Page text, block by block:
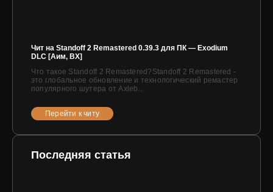
Чит на Standoff 2 Remastered 0.39.3 для ПК — Exodium
DLC [Аим, ВХ]
Что такое Standoff 2 Remastered?Standoff 2 Remastered -
это глобальное обновление и технологический ремастер
популярного шутера от Axleb...
Перейти к читу
Последняя статья